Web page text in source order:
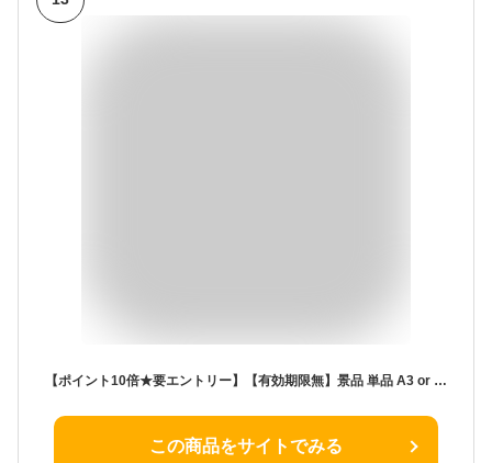
【ポイント10倍★要エントリー】【有効期限無】景品 単品 A3 or A4パネル ハーゲンダッツ アイス 人気商品詰め合わせギフト目録 A3 or A4パネル付 二次会 結婚式 ビンゴ 景品 【QR申込】
この商品をサイトでみる